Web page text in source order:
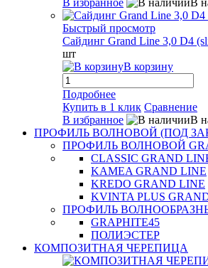
В избранное
В
Быстрый просмотр
Сайдинг Grand Line 3,0 D4
шт
В корзину
Подробнее
Купить в 1 клик Сравнение
В избранное
В
ПРОФИЛЬ ВОЛНОВОЙ (ПОД
ПРОФИЛЬ ВОЛНОВОЙ
CLASSIC GRAND
KAMEA GRAND LINE
KREDO GRAND LINE
KVINTA PLUS
ПРОФИЛЬ
GRAPHITE45
ПОЛИЭСТЕР
КОМПОЗИТНАЯ ЧЕРЕПИЦА